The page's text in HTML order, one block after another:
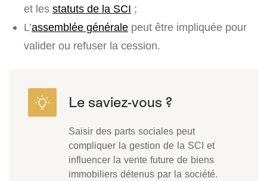
et les statuts de la SCI ;
L’assemblée générale peut être impliquée pour
valider ou refuser la cession.
Saisir des parts sociales peut
compliquer la gestion de la SCI et
influencer la vente future de biens
immobiliers détenus par la société.